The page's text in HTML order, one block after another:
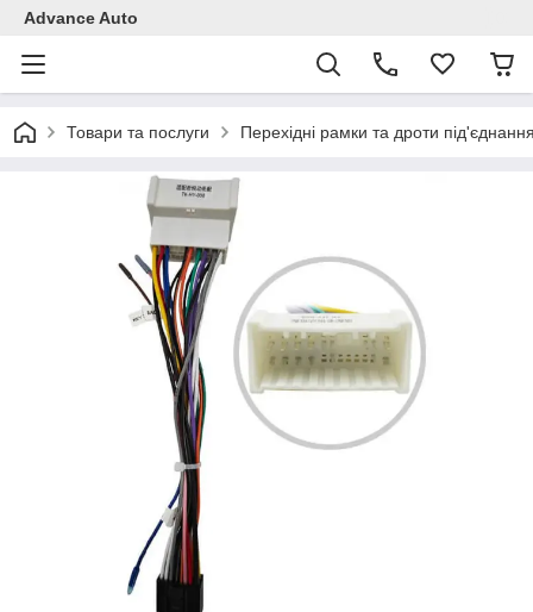
Advance Auto
Товари та послуги Перехідні рамки та дроти